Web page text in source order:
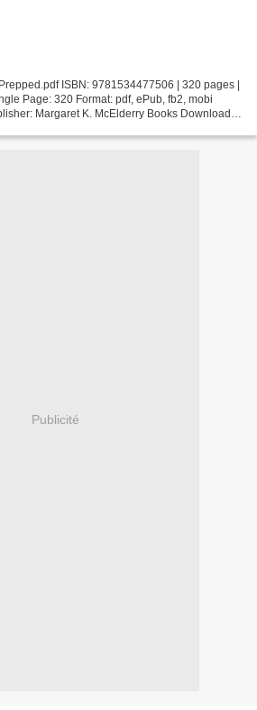
ISBN: 9781534477506 | 320 pages |
Page: 320 Format: pdf, ePub, fb2, mobi
Margaret K. McElderry Books Download
Publicité